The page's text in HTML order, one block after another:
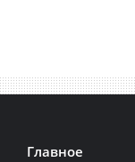
Главное